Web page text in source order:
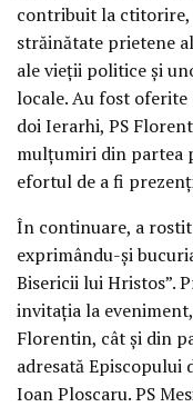
contribuit la ctitorire,
străinătate prietene
ale vieţii politice şi
locale. Au fost
doi Ierarhi, PS
mulţumiri din partea
efortul de a fi
În continuare, a
exprimându-şi
Bisericii lui Hristos”.
invitaţia la
Florentin, cât şi din
adresată Episcopului
Ioan Ploscaru. PS